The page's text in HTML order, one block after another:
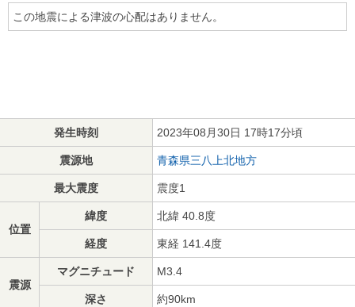
この地震による津波の心配はありません。
発生時刻 2023年08月30日 17時17分頃
震源地 青森県三八上北地方
最大震度 震度1
位置
緯度 北緯 40.8度
経度 東経 141.4度
震源
マグニチュード M3.4
深さ 約90km